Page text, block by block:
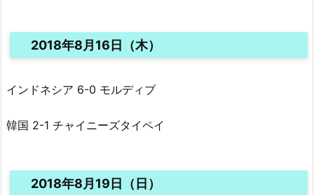
2018年8月16日（木）
インドネシア 6-0 モルディブ
韓国 2-1 チャイニーズタイペイ
2018年8月19日（日）